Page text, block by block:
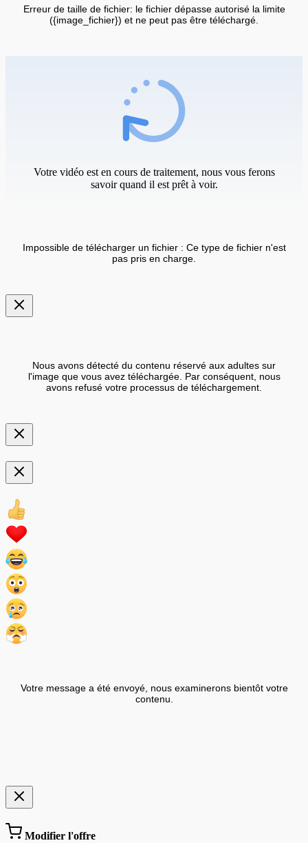
Erreur de taille de fichier: le fichier dépasse autorisé la limite
({image_fichier}) et ne peut pas être téléchargé.
Votre vidéo est en cours de traitement, nous vous ferons
savoir quand il est prêt à voir.
Impossible de télécharger un fichier : Ce type de fichier n'est
pas pris en charge.
Nous avons détecté du contenu réservé aux adultes sur
l'image que vous avez téléchargée. Par conséquent, nous
avons refusé votre processus de téléchargement.
Votre message a été envoyé, nous examinerons bientôt votre
contenu.
Modifier l'offre